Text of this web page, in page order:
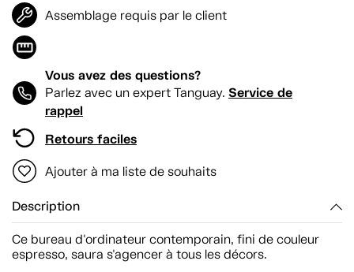
Assemblage requis par le client
Vous avez des questions?
Parlez avec un expert Tanguay. Service de
rappel
Retours faciles
Ajouter à ma liste de souhaits
Description
Ce bureau d'ordinateur contemporain, fini de couleur
espresso, saura s'agencer à tous les décors.